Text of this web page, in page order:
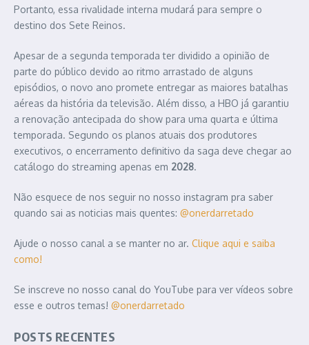
Portanto, essa rivalidade interna mudará para sempre o
destino dos Sete Reinos.
Apesar de a segunda temporada ter dividido a opinião de
parte do público devido ao ritmo arrastado de alguns
episódios, o novo ano promete entregar as maiores batalhas
aéreas da história da televisão. Além disso, a HBO já garantiu
a renovação antecipada do show para uma quarta e última
temporada. Segundo os planos atuais dos produtores
executivos, o encerramento definitivo da saga deve chegar ao
catálogo do streaming apenas em 2028.
Não esquece de nos seguir no nosso instagram pra saber
quando sai as noticias mais quentes: @onerdarretado
Ajude o nosso canal a se manter no ar. Clique aqui e saiba
como!
Se inscreve no nosso canal do YouTube para ver vídeos sobre
esse e outros temas! @onerdarretado
POSTS RECENTES